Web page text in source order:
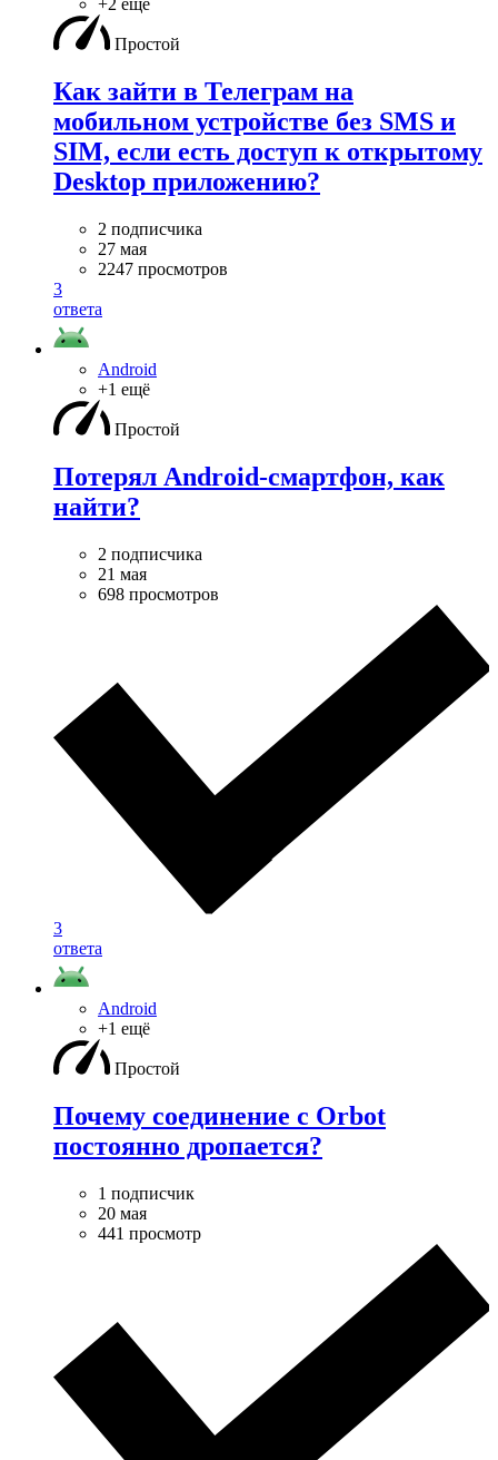
+2 ещё
Простой
Как зайти в Телеграм на
мобильном устройстве без SMS и
SIM, если есть доступ к открытому
Desktop приложению?
2 подписчика
27 мая
2247 просмотров
3
ответа
Android
+1 ещё
Простой
Потерял Android-смартфон, как
найти?
2 подписчика
21 мая
698 просмотров
3
ответа
Android
+1 ещё
Простой
Почему соединение с Orbot
постоянно дропается?
1 подписчик
20 мая
441 просмотр